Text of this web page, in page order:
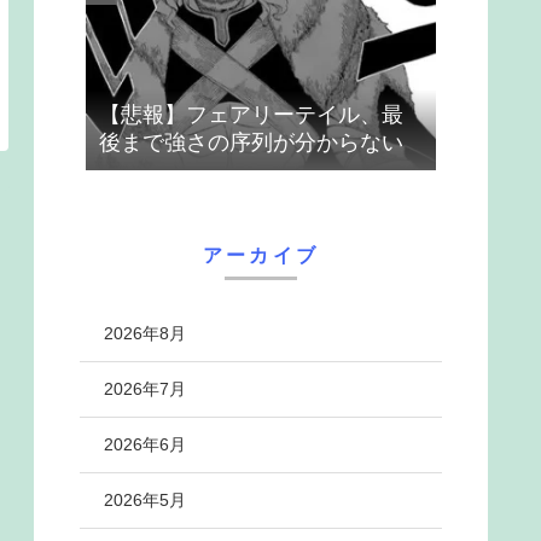
【悲報】フェアリーテイル、最
後まで強さの序列が分からない
アーカイブ
2026年8月
2026年7月
2026年6月
2026年5月